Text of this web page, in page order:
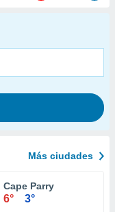
Más ciudades
Cape Parry
6° 3°